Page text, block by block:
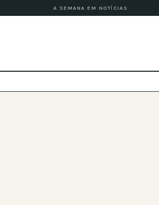
A SEMANA EM NOTÍCIAS